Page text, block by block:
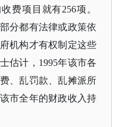
费项目就有256项。
分都有法律或政策依
机构才有权制定这些
估计，1995年该市各
、乱罚款、乱摊派所
市全年的财政收入持